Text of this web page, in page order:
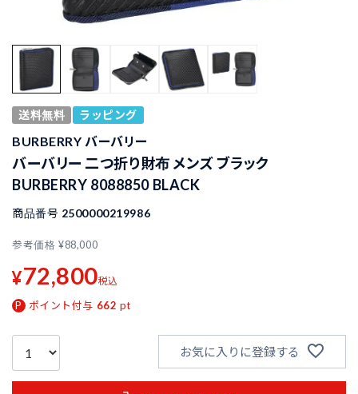
送料無料 ラッピング
BURBERRY バーバリー
バーバリー 二つ折り財布 メンズ ブラック
BURBERRY 8088850 BLACK
商品番号 2500000219986
参考価格 ¥88,000
¥72,800税込
ポイント付与 662 pt
お気に入りに登録する